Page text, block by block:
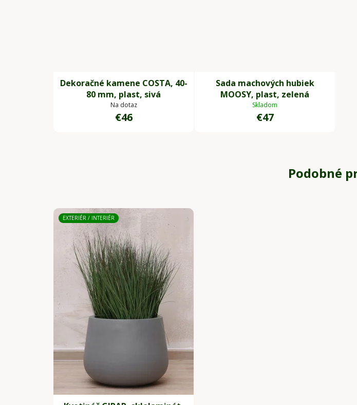
Dekoračné kamene COSTA, 40-
80 mm, plast, sivá
Na dotaz
€46
Sada machových hubiek
MOOSY, plast, zelená
Skladom
€47
Podobné
EXTERIÉR / INTERIÉR